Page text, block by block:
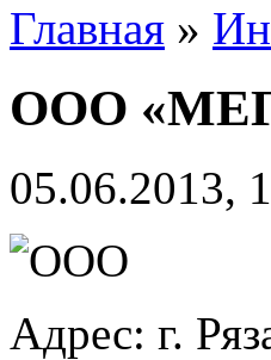
Главная »
ООО
05.06.2013,
Адрес: г.